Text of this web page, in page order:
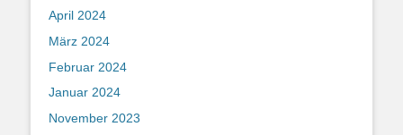
April 2024
März 2024
Februar 2024
Januar 2024
November 2023